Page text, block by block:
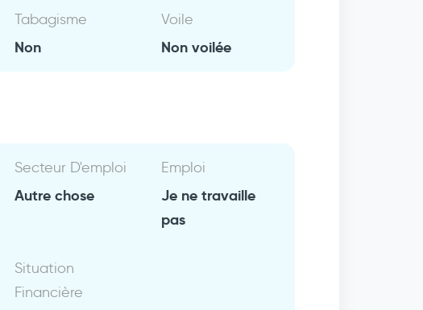
Tabagisme
Non
Voile
Non voilée
Secteur D'emploi
Autre chose
Emploi
Je ne travaille
pas
Situation
Financière